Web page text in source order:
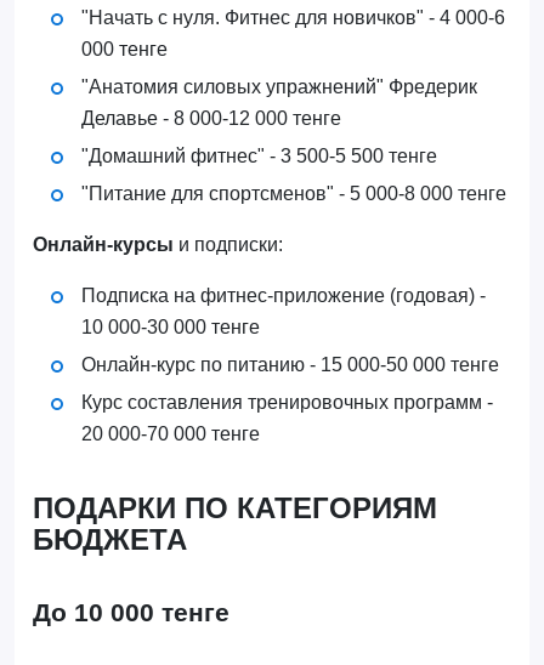
"Начать с нуля. Фитнес для новичков" - 4 000-6
000 тенге
"Анатомия силовых упражнений" Фредерик
Делавье - 8 000-12 000 тенге
"Домашний фитнес" - 3 500-5 500 тенге
"Питание для спортсменов" - 5 000-8 000 тенге
Онлайн-курсы и подписки:
Подписка на фитнес-приложение (годовая) -
10 000-30 000 тенге
Онлайн-курс по питанию - 15 000-50 000 тенге
Курс составления тренировочных программ -
20 000-70 000 тенге
ПОДАРКИ ПО КАТЕГОРИЯМ
БЮДЖЕТА
До 10 000 тенге